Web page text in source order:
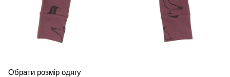
Обрати розмір одягу